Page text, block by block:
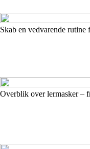
Skab en vedvarende
Overblik over lermasker –